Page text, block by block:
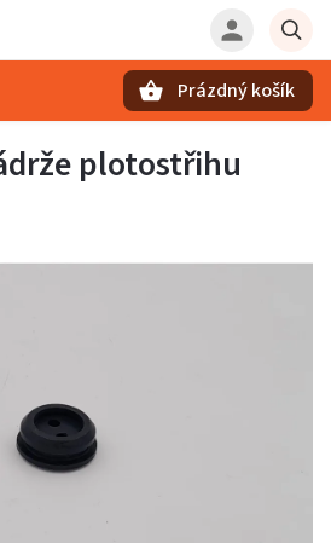
Prázdný košík
plotostřihu